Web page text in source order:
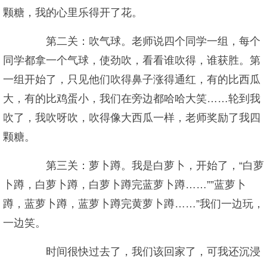
颗糖，我的心里乐得开了花。
第二关：吹气球。老师说四个同学一组，每个
同学都拿一个气球，使劲吹，看看谁吹得，谁获胜。第
一组开始了，只见他们吹得鼻子涨得通红，有的比西瓜
大，有的比鸡蛋小，我们在旁边都哈哈大笑……轮到我
吹了，我吹呀吹，吹得像大西瓜一样，老师奖励了我四
颗糖。
第三关：萝卜蹲。我是白萝卜，开始了，“白萝
卜蹲，白萝卜蹲，白萝卜蹲完蓝萝卜蹲……””蓝萝卜
蹲，蓝萝卜蹲，蓝萝卜蹲完黄萝卜蹲……”我们一边玩，
一边笑。
时间很快过去了，我们该回家了，可我还沉浸